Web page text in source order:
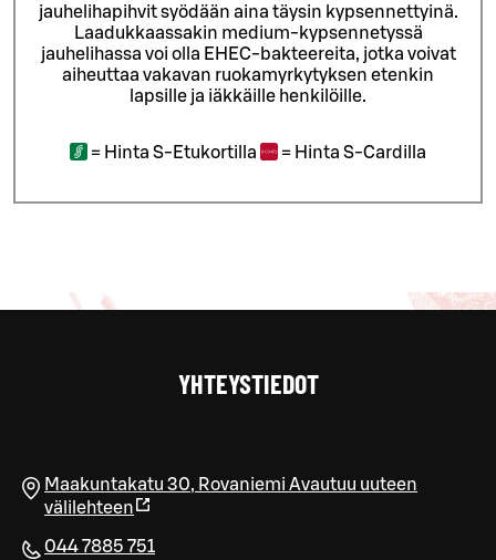
jauhelihapihvit syödään aina täysin kypsennettyinä.
Laadukkaassakin medium-kypsennetyssä
jauhelihassa voi olla EHEC-bakteereita, jotka voivat
aiheuttaa vakavan ruokamyrkytyksen etenkin
lapsille ja iäkkäille henkilöille.
= Hinta S-Etukortilla = Hinta S-Cardilla
YHTEYSTIEDOT
Maakuntakatu 30, Rovaniemi Avautuu uuteen
välilehteen
044 7885 751